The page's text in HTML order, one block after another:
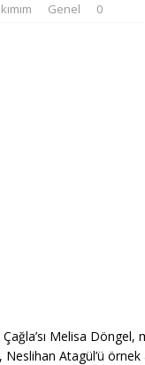
Genel 0
Melisa Döngel,
Atagül’ü örnek